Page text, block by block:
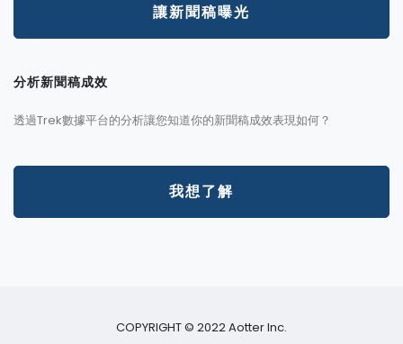
讓新聞稿曝光
分析新聞稿成效
透過Trek數據平台的分析讓您知道你的新聞稿成效表現如何？
我想了解
COPYRIGHT © 2022 Aotter Inc.